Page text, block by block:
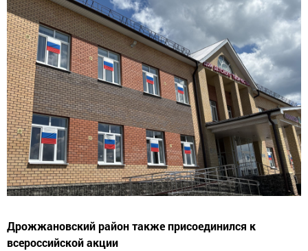
Дрожжановский район также присоединился к
всероссийской акции